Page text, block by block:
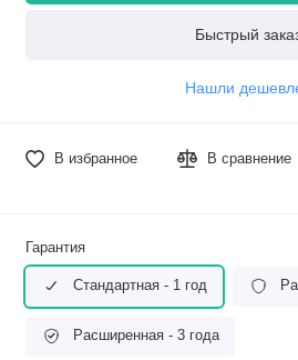
Быстрый
Нашли
В избранное В сравнение
Гарантия
Стандартная - 1 год
Расширенная - 3 года